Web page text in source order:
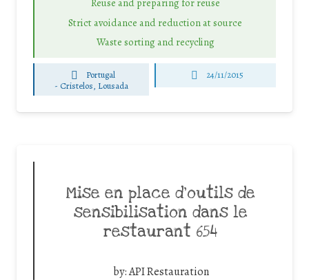
Reuse and preparing for reuse
Strict avoidance and reduction at source
Waste sorting and recycling
Portugal
- Cristelos, Lousada
24/11/2015
Mise en place d’outils de
sensibilisation dans le
restaurant 654
by:API Restauration